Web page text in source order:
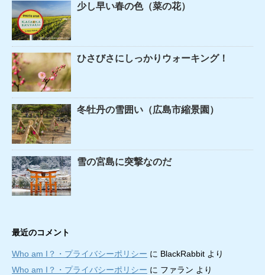
少し早い春の色（菜の花）
ひさびさにしっかりウォーキング！
冬牡丹の雪囲い（広島市縮景園）
雪の宮島に突撃なのだ
最近のコメント
Who am I？・プライバシーポリシー に BlackRabbit より
Who am I？・プライバシーポリシー に ファラン より